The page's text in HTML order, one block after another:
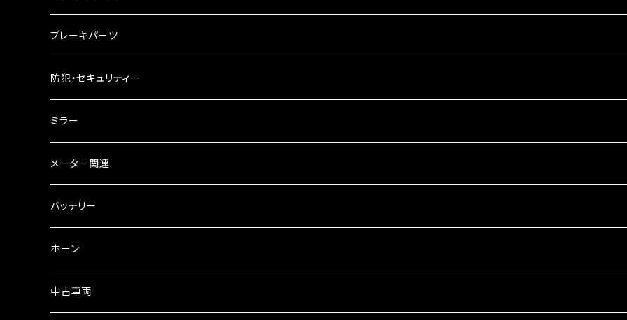
ケミカル
2スト用エンジンオイル
ギアオイル
オイルクーラー
ラジエーター
フォークオイル
マフラーガード
バンテージタイプ
スリップオン
サイレンサー
ブレーキパーツ
ブレーキシュー
ブレーキパット
ブレーキオイル
その他
防犯・セキュリティー
ミラー
ミラー本体
ミラーアダプター
ミラーその他
メーター関連
スピードメーター
タコメーター
セット
バッテリー
バッテリー充電器
ホーン
中古車両